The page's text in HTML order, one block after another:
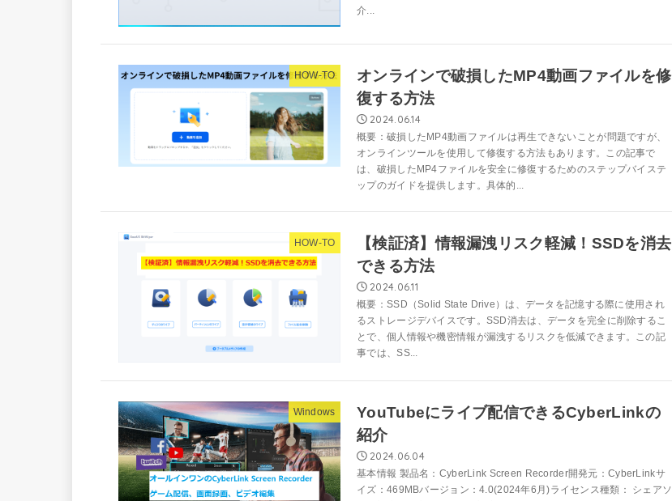
介...
HOW-TO
オンラインで破損したMP4動画ファイルを修
復する方法
2024.06.14
概要：破損したMP4動画ファイルは再生できないことが問題ですが、
オンラインツールを使用して修復する方法もあります。この記事で
は、破損したMP4ファイルを安全に修復するためのステップバイステ
ップのガイドを提供します。具体的...
HOW-TO
【検証済】情報漏洩リスク軽減！SSDを消去
できる方法
2024.06.11
概要：SSD（Solid State Drive）は、データを記憶する際に使用され
るストレージデバイスです。SSD消去は、データを完全に削除するこ
とで、個人情報や機密情報が漏洩するリスクを低減できます。この記
事では、SS...
Windows
YouTubeにライブ配信できるCyberLinkの
紹介
2024.06.04
基本情報 製品名：CyberLink Screen Recorder開発元：CyberLinkサ
イズ：469MBバージョン：4.0(2024年6月)ライセンス種類： シェアソ